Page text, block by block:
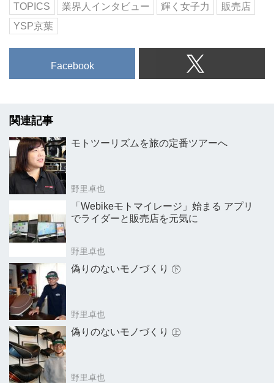
TOPICS 業界人インタビュー 輝く女子力
販売店
YSP京葉
Facebook
関連記事
モトツーリズムを旅の定番ツアーへ
野里卓也
「Webikeモトマイレージ」始まる アプリ
でライダーと販売店を元気に
野里卓也
偽りのないモノづくり ㊦
野里卓也
偽りのないモノづくり ㊤
野里卓也